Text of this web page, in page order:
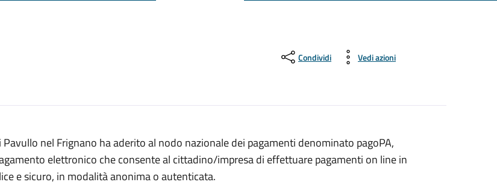
Condividi Vedi azioni
Pavullo nel Frignano ha aderito al nodo nazionale dei pagamenti denominato pagoPA,
elettronico che consente al cittadino/impresa di effettuare pagamenti on line in
e sicuro, in modalità anonima o autenticata.